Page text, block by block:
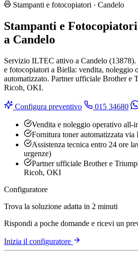
Stampanti e fotocopiatori · Candelo
Stampanti e
a Candelo
Servizio ILTEC attivo a Candelo
e fotocopiatori a Biella: vendita, noleggio
automatizzato. Partner ufficiale Brother e
Ricoh, OKI.
Configura preventivo 015 34680
Vendita e noleggio operativo all-
Fornitura toner automatizzata via
Assistenza tecnica entro 24 ore
urgenze)
Partner ufficiale Brother e
Ricoh, OKI
Configuratore
Trova la soluzione adatta in 2 minuti
Rispondi a poche domande e ricevi un
Inizia il configuratore